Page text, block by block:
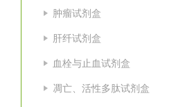
肿瘤试剂盒
肝纤试剂盒
血栓与止血试剂盒
凋亡、活性多肽试剂盒